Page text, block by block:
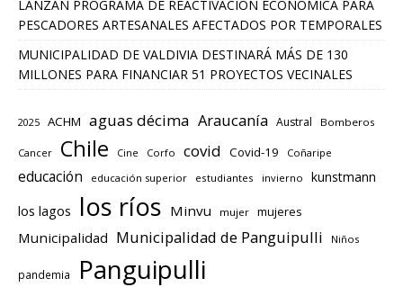
LANZAN PROGRAMA DE REACTIVACIÓN ECONÓMICA PARA
PESCADORES ARTESANALES AFECTADOS POR TEMPORALES
MUNICIPALIDAD DE VALDIVIA DESTINARÁ MÁS DE 130
MILLONES PARA FINANCIAR 51 PROYECTOS VECINALES
2025 ACHM aguas décima Araucanía Austral Bomberos
Cancer Chile Cine Corfo covid Covid-19 Coñaripe
educación educación superior estudiantes invierno kunstmann
los lagos los ríos Minvu mujer mujeres
Municipalidad Municipalidad de Panguipulli Niños
pandemia Panguipulli